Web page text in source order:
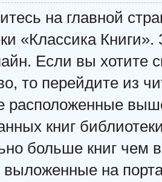
на главной
«Классика
Если вы хотите
то перейдите из
расположенные
книг
больше книг чем
выложенные на